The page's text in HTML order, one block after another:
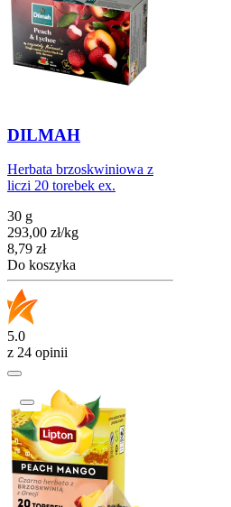
DILMAH
Herbata brzoskwiniowa z
liczi 20 torebek ex.
30 g
293,00 zł/kg
Cena
8,79 zł
Do koszyka
5.0
z 24 opinii